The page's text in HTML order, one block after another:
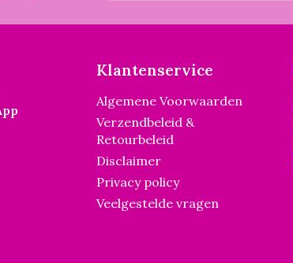
Klantenservice
Algemene Voorwaarden
Verzendbeleid &
Retourbeleid
Disclaimer
Privacy policy
Veelgestelde vragen